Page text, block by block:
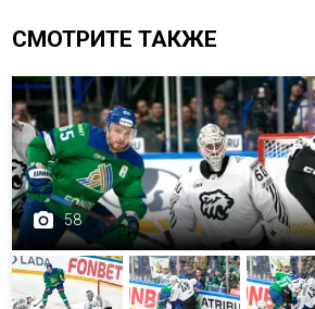
СМОТРИТЕ ТАКЖЕ
58